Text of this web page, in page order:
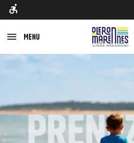
Menu
Afbeelding